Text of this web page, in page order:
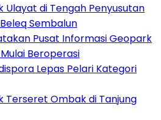
Ulayat di Tengah Penyusutan
Sembalun
Pusat Informasi Geopark
Beroperasi
Lepas Pelari Kategori
Terseret Ombak di Tanjung